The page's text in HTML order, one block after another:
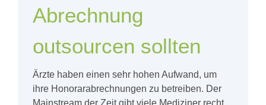
Abrechnung
outsourcen sollten
Ärzte haben einen sehr hohen Aufwand, um
ihre Honorarabrechnungen zu betreiben. Der
Mainstream der Zeit gibt viele Mediziner recht,